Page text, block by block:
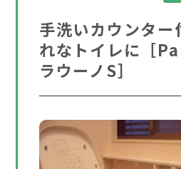
手洗いカウンター
れなトイレに［
ラウーノS］